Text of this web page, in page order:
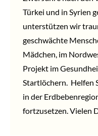
Türkei und in Syrien
unterstützen wir
geschwächte
Mädchen, im
Projekt im
Startlöchern. Helfen
in der
fortzusetzen. Vielen